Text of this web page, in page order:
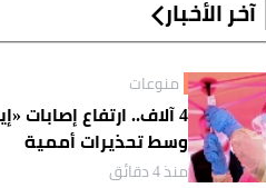
آخر الأخبار
منوعات
4 آلاف.. ارتفاع إصابات
وسط تحذيرات أممية
منذ 4 دقائق